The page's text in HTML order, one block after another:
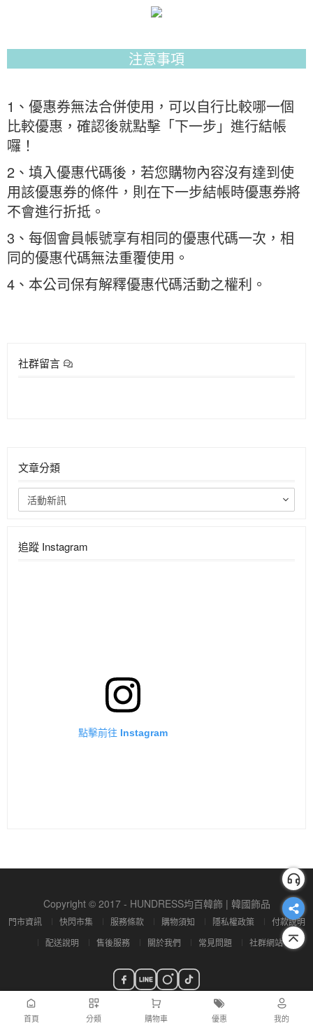
注意事項
1、優惠券無法合併使用，可以自行比較哪一個
比較優惠，確認後就點擊「下一步」進行結帳
囉！
2、填入優惠代碼後，若您購物內容沒有達到使
用該優惠券的條件，則在下一步結帳時優惠券將
不會進行折抵。
3、每個會員帳號享有相同的優惠代碼一次，相
同的優惠代碼無法重覆使用。
4、本公司保有解釋優惠代碼活動之權利。
社群留言
文章分類
活動新訊
追蹤 Instagram
點擊前往 Instagram
首頁 分類 購物車 優惠 我的
Copyright © 2017 - HUNDRESS均百韓飾 | 韓國飾品
門市資訊 快閃市集 服務條款 購物須知 隱私權政策
付款說明
配送說明
售後服務 關於我們 常見問題 社群網站